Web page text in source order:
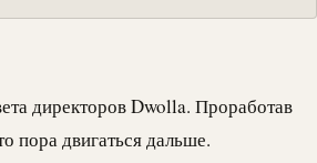
директоровDwolla. Проработав
пора двигаться дальше.